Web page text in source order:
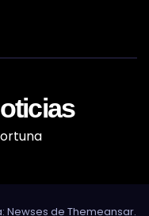
Newses de Themeansar.